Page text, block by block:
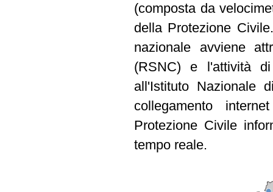
(composta da
della Protezione
nazionale avviene
(RSNC) e l'attività
all'Istituto Nazionale
collegamento
Protezione Civile
tempo reale.